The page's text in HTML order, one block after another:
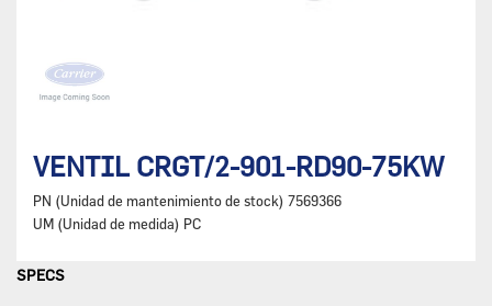
VENTIL CRGT/2-901-RD90-75KW
PN (Unidad de mantenimiento de stock) 7569366
UM (Unidad de medida) PC
SPECS